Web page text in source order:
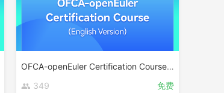
OFCA-openEuler Certification Course(English Version)
349
免费